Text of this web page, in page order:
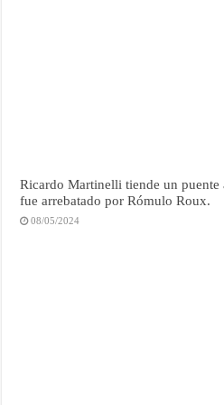
Ricardo Martinelli tiende un puente
fue arrebatado por Rómulo Roux.
08/05/2024